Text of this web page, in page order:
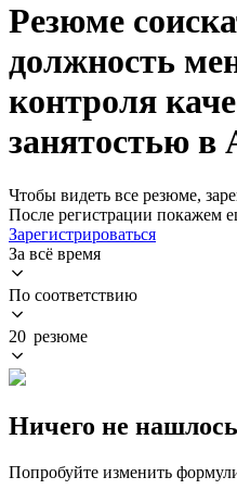
Резюме
должность
контроля
занятостью в
Чтобы видеть все резюме,
После регистрации покажем
Зарегистрироваться
За всё время
По соответствию
20 резюме
Ничего не нашлось
Попробуйте изменить